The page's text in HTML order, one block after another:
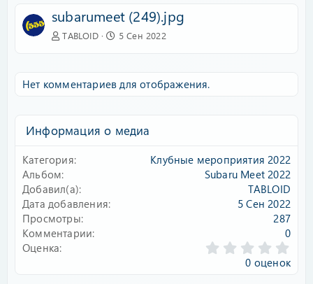
subarumeet (249).jpg
TABLOID 5 Сен 2022
Нет комментариев для отображения.
Информация о медиа
Категория
Клубные мероприятия 2022
Альбом
Subaru Meet 2022
Добавил(а)
TABLOID
Дата добавления
5 Сен 2022
Просмотры
287
Комментарии
0
Оценка
.
0 оценок